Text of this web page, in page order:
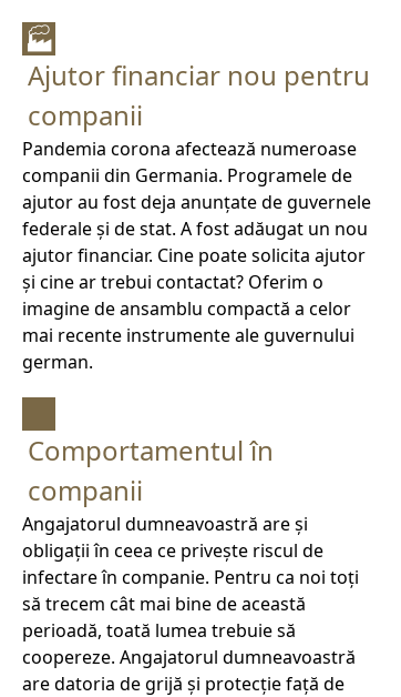
🏭
Ajutor financiar nou pentru
companii
Pandemia corona afectează numeroase
companii din Germania. Programele de
ajutor au fost deja anunțate de guvernele
federale și de stat. A fost adăugat un nou
ajutor financiar. Cine poate solicita ajutor
și cine ar trebui contactat? Oferim o
imagine de ansamblu compactă a celor
mai recente instrumente ale guvernului
german.
Comportamentul în
companii
Angajatorul dumneavoastră are și
obligații în ceea ce privește riscul de
infectare în companie. Pentru ca noi toți
să trecem cât mai bine de această
perioadă, toată lumea trebuie să
coopereze. Angajatorul dumneavoastră
are datoria de grijă și protecție față de